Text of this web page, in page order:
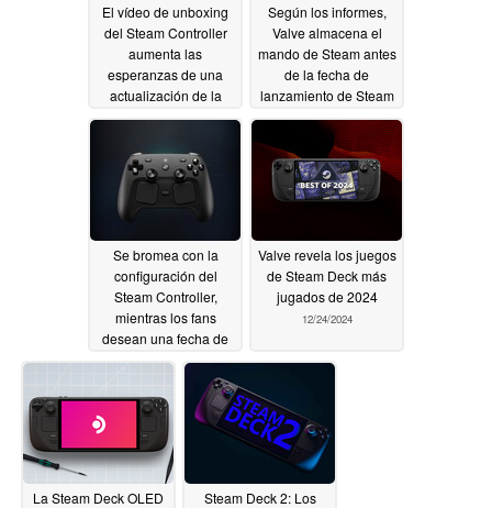
El vídeo de unboxing
del Steam Controller
aumenta las
esperanzas de una
actualización de la
fecha de lanzamiento
04/21/2026
Según los informes,
Valve almacena el
mando de Steam antes
de la fecha de
lanzamiento de Steam
Machine04/14/2026
Se bromea con la
configuración del
Steam Controller,
mientras los fans
desean una fecha de
lanzamiento anterior a
la de Steam Machine
04/04/2026
Valve revela los juegos
de Steam Deck más
jugados de 2024
12/24/2024
La Steam Deck OLED
Steam Deck 2: Los